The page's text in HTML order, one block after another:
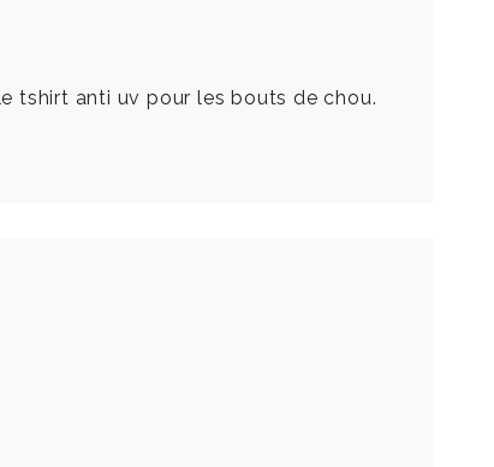
tshirt anti uv pour les bouts de chou.